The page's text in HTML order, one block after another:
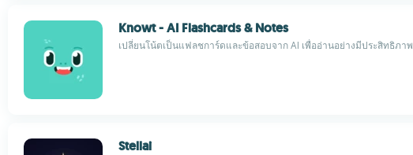
Knowt - AI Flashcards & Notes
เปลี่ยนโน้ตเป็นแฟลชการ์ดและข้อสอบจาก AI เพื่ออ่านอย่างมีประสิทธิภาพ
Stellai